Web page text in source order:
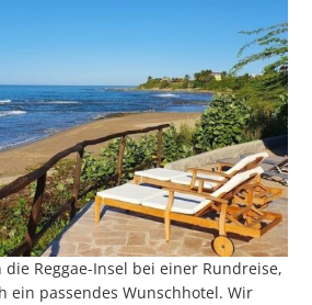
Reggae-Insel bei einer Rundreise,
ein passendes Wunschhotel. Wir